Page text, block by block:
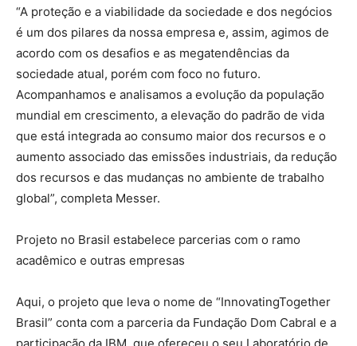
“A proteção e a viabilidade da sociedade e dos negócios
é um dos pilares da nossa empresa e, assim, agimos de
acordo com os desafios e as megatendências da
sociedade atual, porém com foco no futuro.
Acompanhamos e analisamos a evolução da população
mundial em crescimento, a elevação do padrão de vida
que está integrada ao consumo maior dos recursos e o
aumento associado das emissões industriais, da redução
dos recursos e das mudanças no ambiente de trabalho
global”, completa Messer.
Projeto no Brasil estabelece parcerias com o ramo
acadêmico e outras empresas
Aqui, o projeto que leva o nome de “InnovatingTogether
Brasil” conta com a parceria da Fundação Dom Cabral e a